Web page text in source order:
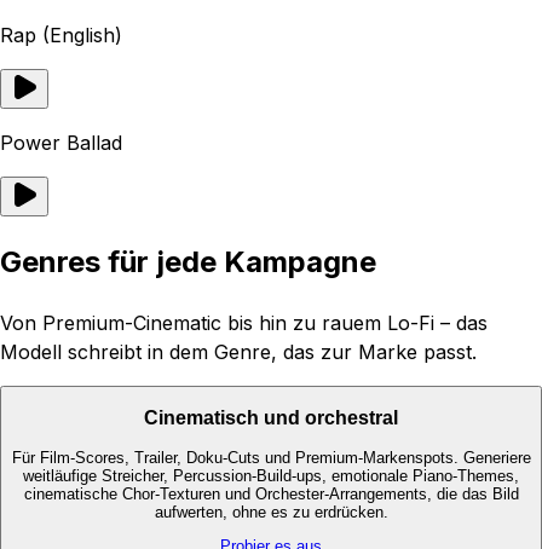
Rap (English)
Power Ballad
Genres für jede Kampagne
Von Premium-Cinematic bis hin zu rauem Lo-Fi – das
Modell schreibt in dem Genre, das zur Marke passt.
Cinematisch und orchestral
Für Film-Scores, Trailer, Doku-Cuts und Premium-Markenspots. Generiere
weitläufige Streicher, Percussion-Build-ups, emotionale Piano-Themes,
cinematische Chor-Texturen und Orchester-Arrangements, die das Bild
aufwerten, ohne es zu erdrücken.